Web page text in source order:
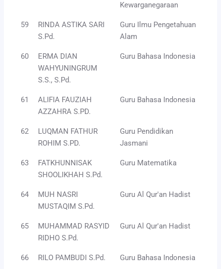
Kewarganegaraan
59
RINDA ASTIKA SARI
S.Pd.
Guru Ilmu Pengetahuan
Alam
60
ERMA DIAN
WAHYUNINGRUM
S.S., S.Pd.
Guru Bahasa Indonesia
61
ALIFIA FAUZIAH
AZZAHRA S.PD.
Guru Bahasa Indonesia
62
LUQMAN FATHUR
ROHIM S.PD.
Guru Pendidikan
Jasmani
63
FATKHUNNISAK
SHOOLIKHAH S.Pd.
Guru Matematika
64
MUH NASRI
MUSTAQIM S.Pd.
Guru Al Qur'an Hadist
65
MUHAMMAD RASYID
RIDHO S.Pd.
Guru Al Qur'an Hadist
66 RILO PAMBUDI S.Pd. Guru Bahasa Indonesia